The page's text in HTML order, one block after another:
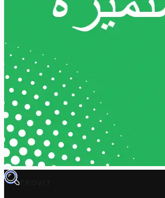
TROVIT